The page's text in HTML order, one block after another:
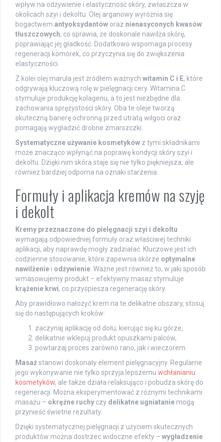
wpływ na odżywienie i elastyczność skóry, zwłaszcza w
okolicach szyi i dekoltu. Olej arganowy wyróżnia się
bogactwem antyoksydantów oraz nienasyconych kwasów
tłuszczowych, co sprawia, że doskonale nawilża skórę,
poprawiając jej gładkość. Dodatkowo wspomaga procesy
regeneracji komórek, co przyczynia się do zwiększenia
elastyczności.
Z kolei olej marula jest źródłem ważnych witamin C i E, które
odgrywają kluczową rolę w pielęgnacji cery. Witamina C
stymuluje produkcję kolagenu, a to jest niezbędne dla
zachowania sprężystości skóry. Oba te oleje tworzą
skuteczną barierę ochronną przed utratą wilgoci oraz
pomagają wygładzić drobne zmarszczki.
Systematyczne używanie kosmetyków z tymi składnikami
może znacząco wpłynąć na poprawę kondycji skóry szyi i
dekoltu. Dzięki nim skóra staje się nie tylko piękniejsza, ale
również bardziej odporna na oznaki starzenia.
Formuły i aplikacja kremów na szyję
i dekolt
Kremy przeznaczone do pielęgnacji szyi i dekoltu
wymagają odpowiedniej formuły oraz właściwej techniki
aplikacji, aby naprawdę mogły zadziałać. Kluczowe jest ich
codzienne stosowanie, które zapewnia skórze optymalne
nawilżenie i odżywienie . Ważne jest również to, w jaki sposób
wmasowujemy produkt – efektywny masaż stymuluje
krążenie krwi, co przyspiesza regenerację skóry.
Aby prawidłowo nałożyć krem na te delikatne obszary, stosuj
się do następujących kroków:
zaczynaj aplikację od dołu, kierując się ku górze,
delikatnie wklepuj produkt opuszkami palców,
powtarzaj proces zarówno rano, jak i wieczorem.
Masażstanowi doskonały element pielęgnacyjny. Regularne
jego wykonywanie nie tylko sprzyja lepszemu wchłanianiu
kosmetyków, ale także działa relaksująco i pobudza skórę do
regeneracji. Można eksperymentować z różnymi technikami
masażu – okrężne ruchy czy delikatne ugniatanie mogą
przynieść świetne rezultaty.
Dzięki systematycznej pielęgnacji z użyciem skutecznych
produktów można dostrzec widoczne efekty – wygładzenie